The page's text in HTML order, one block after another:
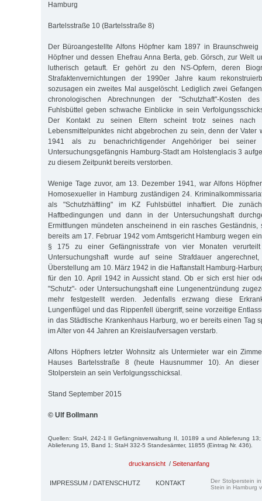
Hamburg
Bartelsstraße 10 (Bartelsstraße 8)
Der Büroangestellte Alfons Höpfner kam 1897 in
Höpfner und dessen Ehefrau Anna Berta, geb. Görsch, zur Welt
lutherisch getauft. Er gehört zu den NS-Opfern, deren
Strafaktenvernichtungen der 1990er Jahre kaum
sozusagen ein zweites Mal ausgelöscht. Lediglich zwei
chronologischen Abrechnungen der "Schutzhaft"-Kosten des
Fuhlsbüttel geben schwache Einblicke in sein
Der Kontakt zu seinen Eltern scheint trotz seines nach
Lebensmittelpunktes nicht abgebrochen zu sein, denn der Vater
1941 als zu benachrichtigender Angehöriger bei
Untersuchungsgefängnis Hamburg-Stadt am Holstenglacis 3
zu diesem Zeitpunkt bereits verstorben.
Wenige Tage zuvor, am 13. Dezember 1941, war Alfons
Homosexueller in Hamburg zuständigen 24.
als "Schutzhäftling" im KZ Fuhlsbüttel inhaftiert. Die
Haftbedingungen und dann in der Untersuchungshaft
Ermittlungen mündeten anscheinend in ein rasches Geständnis,
bereits am 17. Februar 1942 vom Amtsgericht Hamburg wegen
§ 175 zu einer Gefängnisstrafe von vier Monaten
Untersuchungshaft wurde auf seine Strafdauer
Überstellung am 10. März 1942 in die Haftanstalt Hamburg-
für den 10. April 1942 in Aussicht stand. Ob er sich erst hier
"Schutz"- oder Untersuchungshaft eine Lungenentzündung
mehr festgestellt werden. Jedenfalls erzwang diese
Lungenflügel und das Rippenfell übergriff, seine vorzeitige
in das Städtische Krankenhaus Harburg, wo er bereits einen Tag
im Alter von 44 Jahren an Kreislaufversagen verstarb.
Alfons Höpfners letzter Wohnsitz als Untermieter war ein
Hauses Bartelsstraße 8 (heute Hausnummer 10). An
Stolperstein an sein Verfolgungsschicksal.
Stand September 2015
© Ulf Bollmann
Quellen: StaH, 242-1 II Gefängnisverwaltung II, 10189 a und Ablieferung
Ablieferung 15, Band 1; StaH 332-5 Standesämter, 11855 (Eintrag Nr. 436).
druckansicht / Seitenanfang
IMPRESSUM / DATENSCHUTZ KONTAKT
Der Stolperstein
Stein in Hamburg